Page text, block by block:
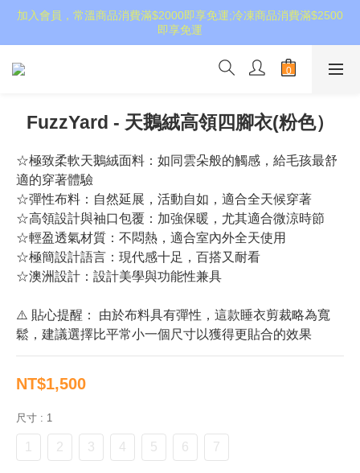
加入會員，常溫商品消費滿$2000即享免運;冷凍商品消費滿$2500
即享免運
FuzzYard - 天鵝絨高領四腳衣(粉色）
☆極致柔軟天鵝絨面料：如同雲朵般的觸感，給毛孩最舒
適的穿著體驗
☆彈性布料：自然延展，活動自如，適合全天候穿著
☆高領設計與袖口包覆：加強保暖，尤其適合微涼時節
☆輕盈透氣材質：不悶熱，適合室內外全天使用
☆極簡設計語言：現代感十足，百搭又耐看
☆澳洲設計：設計美學與功能性兼具
⚠️ 貼心提醒： 由於布料具有彈性，這款睡衣剪裁略為寬
鬆，建議選擇比平常小一個尺寸以獲得更貼合的效果
NT$1,500
尺寸 : 1
1 2 3 4 5 6 7